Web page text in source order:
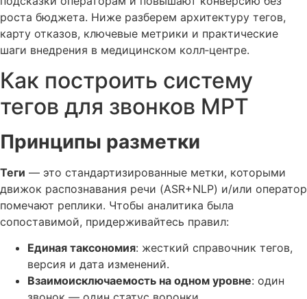
роста бюджета. Ниже разберем архитектуру тегов,
карту отказов, ключевые метрики и практические
шаги внедрения в медицинском колл‑центре.
Как построить систему
тегов для звонков МРТ
Принципы разметки
Теги — это стандартизированные метки, которыми
движок распознавания речи (ASR+NLP) и/или оператор
помечают реплики. Чтобы аналитика была
сопоставимой, придерживайтесь правил:
Единая таксономия: жесткий справочник тегов,
версия и дата изменений.
Взаимоисключаемость на одном уровне: один